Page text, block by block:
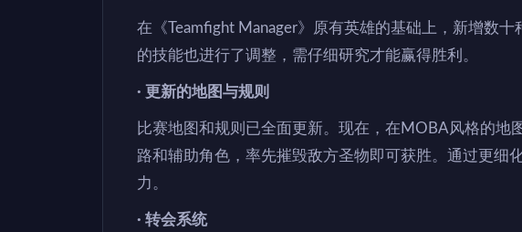
在《Teamfight Manager》原有英雄的基础上，新增数
的技能也进行了调整，需仔细研究才能赢得胜利。
· 更新的地图与规则
比赛地图和规则已全面更新。现在，在MOBA风格的地
路和辅助角色，率先摧毁敌方圣物即可获胜。通过更细
力。
· 转会系统